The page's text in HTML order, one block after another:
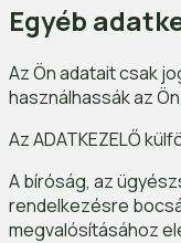
Egyéb
Az Ön adatait csak
használhassák az
Az ADATKEZELŐ
A bíróság, az
rendelkezésre
megvalósításához